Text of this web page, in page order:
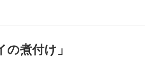
煮付け」